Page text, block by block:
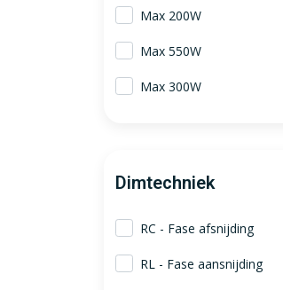
Max 200W
Max 550W
Max 300W
Dimtechniek
RC - Fase afsnijding
RL - Fase aansnijding